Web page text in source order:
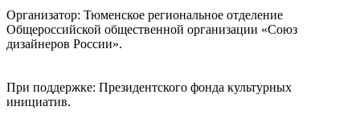
Организатор: Тюменское региональное отделение
Общероссийской общественной организации «Союз
дизайнеров России».
При поддержке: Президентского фонда культурных
инициатив.